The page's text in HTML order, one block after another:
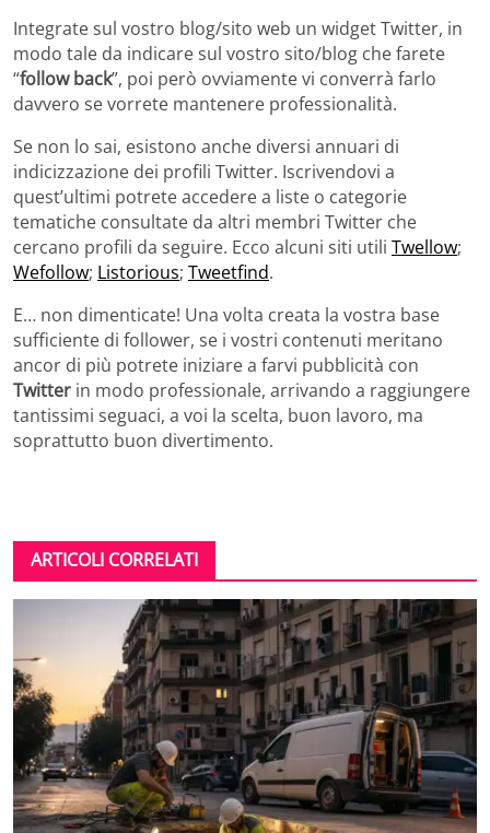
Integrate sul vostro blog/sito web un widget Twitter, in
modo tale da indicare sul vostro sito/blog che farete
“follow back”, poi però ovviamente vi converrà farlo
davvero se vorrete mantenere professionalità.
Se non lo sai, esistono anche diversi annuari di
indicizzazione dei profili Twitter. Iscrivendovi a
quest’ultimi potrete accedere a liste o categorie
tematiche consultate da altri membri Twitter che
cercano profili da seguire. Ecco alcuni siti utili Twellow;
Wefollow; Listorious; Tweetfind.
E… non dimenticate! Una volta creata la vostra base
sufficiente di follower, se i vostri contenuti meritano
ancor di più potrete iniziare a farvi pubblicità con
Twitter in modo professionale, arrivando a raggiungere
tantissimi seguaci, a voi la scelta, buon lavoro, ma
soprattutto buon divertimento.
ARTICOLI CORRELATI